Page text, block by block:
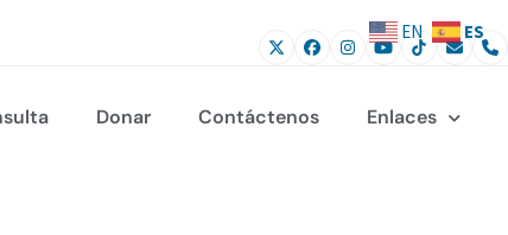
Donar Contáctenos Enlaces
EN ES